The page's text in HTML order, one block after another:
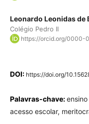
Leonardo Leonidas de
Colégio Pedro II
https://orcid.org/0000-
DOI: https://doi.org/
Palavras-chave:
acesso escolar,